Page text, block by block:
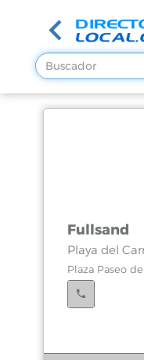
Fullsand
Playa del
Plaza Paseo